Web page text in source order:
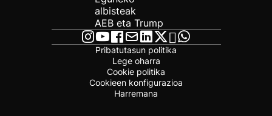
albisteak
AEB eta Trump
Pribatutasun politika
Lege oharra
Cookie politika
Cookieen konfigurazioa
Harremana